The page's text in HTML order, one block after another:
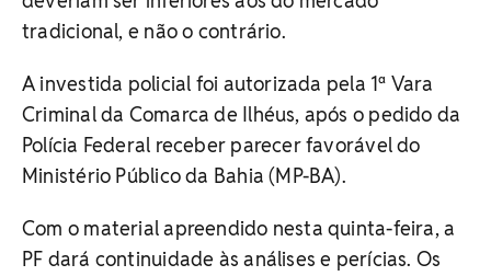
tradicional, e não o contrário.
A investida policial foi autorizada pela 1ª Vara
Criminal da Comarca de Ilhéus, após o pedido da
Polícia Federal receber parecer favorável do
Ministério Público da Bahia (MP-BA).
Com o material apreendido nesta quinta-feira, a
PF dará continuidade às análises e perícias. Os